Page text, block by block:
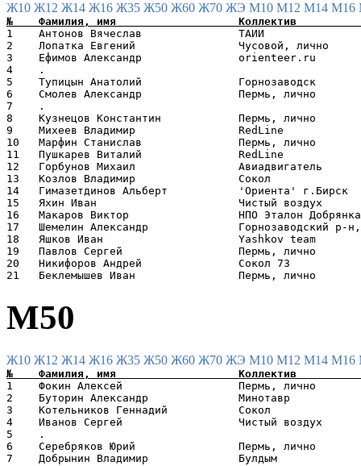
Ж10 Ж12 Ж14 Ж16 Ж35 Ж50 Ж60 Ж70 ЖЭ М10 М12 М14 М16
1    Антонов Вячеслав               ТАИИ
2    Лопатка Евгений                Чусовой,
3    Ефимов Александр               orienteer.ru
4    .
5    Тупицын Анатолий
6    Смолев Александр               Пермь,
7    .
8    Кузнецов Константин            Пермь,
9    Михеев Владимир                RedLine
10   Марфин Станислав               Пермь,
11   Пушкарев Виталий               RedLine
12   Горбунов Михаил
13   Козлов Владимир                Сокол
14   Гимазетдинов Альберт           'Ориента'
15   Яхин Иван                      Чистый воздух
16   Макаров Виктор                 НПО Эталон
17   Шемелин Александр
18   Яшков Иван                     Yashkov
19   Павлов Сергей                  Пермь, лично
20   Никифоров Андрей               Сокол 73
М50
Ж10 Ж12 Ж14 Ж16 Ж35 Ж50 Ж60 Ж70 ЖЭ М10 М12 М14 М16
1    Фокин Алексей                  Пермь, лично
2    Буторин Александр              Минотавр
3    Котельников Геннадий           Сокол
4    Иванов Сергей                  Чистый воздух
5    .
6    Серебряков Юрий                Пермь, лично
7    Добрынин Владимир              Булдым